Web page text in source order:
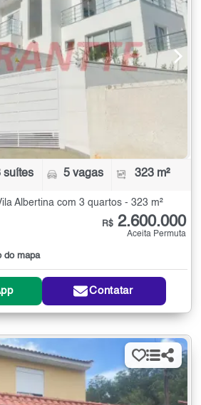
suítes 5 vagas 323 m²
Albertina com 3 quartos - 323 m²
do mapa
R$ 2.600.000
Aceita Permuta
Contatar